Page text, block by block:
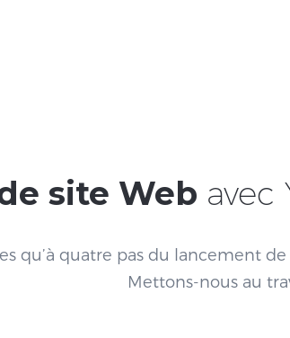
site Web avec
qu’à quatre pas du lancement
Mettons-nous au